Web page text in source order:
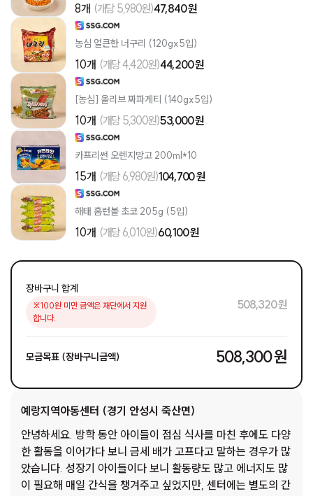
8개 (개당 5,980원)47,840 원
농심 얼큰한 너구리 (120gx5입)
10개 (개당 4,420원)44,200 원
[농심] 올리브 짜파게티 (140gx5입)
10개 (개당 5,300원)53,000 원
카프리썬 오렌지망고 200ml*10
15개 (개당 6,980원)104,700 원
해태 홈런볼 초코 205g (5입)
10개 (개당 6,010원)60,100 원
장바구니 합계
※100원 미만 금액은 재단에서 지원
합니다.
508,320 원
모금목표 (장바구니금액) 508,300 원
예랑지역아동센터 (경기 안성시 죽산면)
안녕하세요. 방학 동안 아이들이 점심 식사를 마친 후에도 다양
한 활동을 이어가다 보니 금세 배가 고프다고 말하는 경우가 많
았습니다. 성장기 아이들이다 보니 활동량도 많고 에너지도 많
이 필요해 매일 간식을 챙겨주고 싶었지만, 센터에는 별도의 간